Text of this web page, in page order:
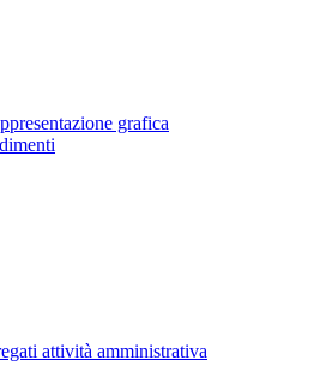
grafica
attività amministrativa